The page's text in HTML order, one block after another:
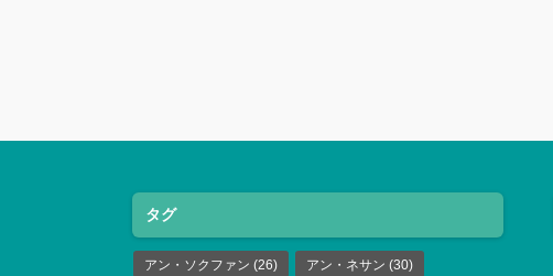
タグ
アン・ソクファン (26) アン・ネサン (30)